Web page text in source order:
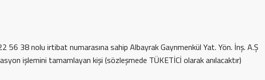
38 nolu irtibat numarasına sahip Albayrak Gayrımenkül Yat. Yön. İnş. A.Ş
işlemini tamamlayan kişi (sözleşmede TÜKETİCİ olarak anılacaktır)